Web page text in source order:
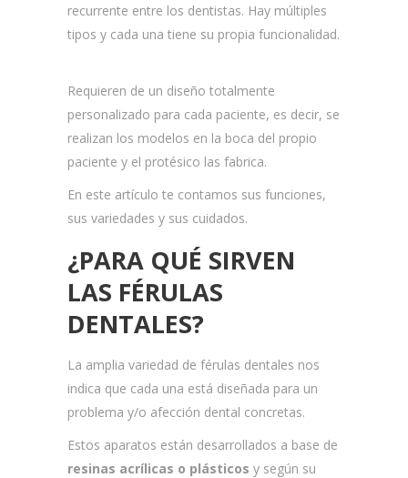
recurrente entre los dentistas. Hay múltiples
tipos y cada una tiene su propia funcionalidad.
Requieren de un diseño totalmente
personalizado para cada paciente, es decir, se
realizan los modelos en la boca del propio
paciente y el protésico las fabrica.
En este artículo te contamos sus funciones,
sus variedades y sus cuidados.
¿PARA QUÉ SIRVEN
LAS FÉRULAS
DENTALES?
La amplia variedad de férulas dentales nos
indica que cada una está diseñada para un
problema y/o afección dental concretas.
Estos aparatos están desarrollados a base de
resinas acrílicas o plásticos y según su